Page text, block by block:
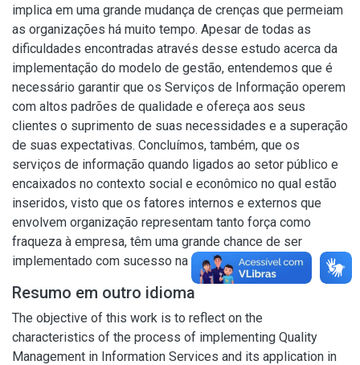
implica em uma grande mudança de crenças que permeiam
as organizações há muito tempo. Apesar de todas as
dificuldades encontradas através desse estudo acerca da
implementação do modelo de gestão, entendemos que é
necessário garantir que os Serviços de Informação operem
com altos padrões de qualidade e ofereça aos seus
clientes o suprimento de suas necessidades e a superação
de suas expectativas. Concluímos, também, que os
serviços de informação quando ligados ao setor público e
encaixados no contexto social e econômico no qual estão
inseridos, visto que os fatores internos e externos que
envolvem organização representam tanto força como
fraqueza à empresa, têm uma grande chance de ser
implementado com sucesso na organização.
Resumo em outro idioma
The objective of this work is to reflect on the
characteristics of the process of implementing Quality
Management in Information Services and its application in